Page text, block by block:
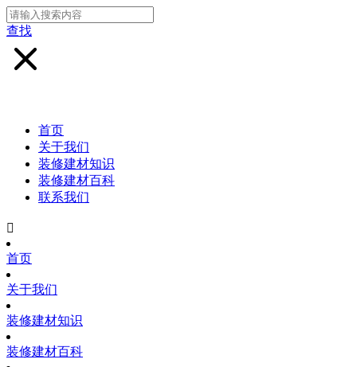
查找
首页
关于我们
装修建材知识
装修建材百科
联系我们

首页
关于我们
装修建材知识
装修建材百科